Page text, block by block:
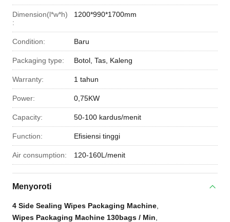
Dimension(l*w*h)
:
1200*990*1700mm
Condition: Baru
Packaging type: Botol, Tas, Kaleng
Warranty: 1 tahun
Power: 0,75KW
Capacity: 50-100 kardus/menit
Function: Efisiensi tinggi
Air consumption: 120-160L/menit
Menyoroti
4 Side Sealing Wipes Packaging Machine
Wipes Packaging Machine 130bags / Min